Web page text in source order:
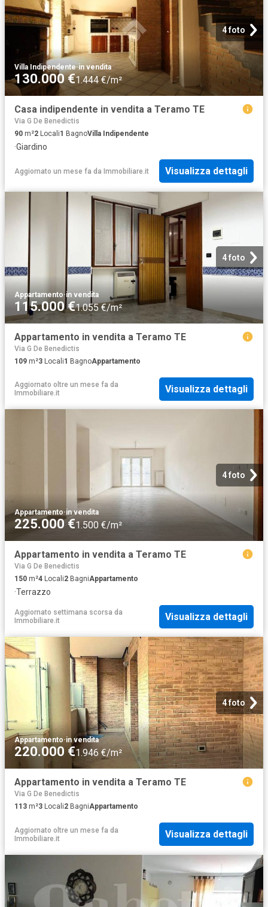
4 foto
Villa Indipendente·in vendita
130.000 €1.444 €/m²
Casa indipendente in vendita a Teramo TE
Via G De Benedictis
90 m²2 Locali1 BagnoVilla Indipendente
·Giardino
Aggiornato un mese fa da Immobiliare.it Visualizza dettagli
4 foto
Appartamento·in vendita
115.000 €1.055 €/m²
Appartamento in vendita a Teramo TE
Via G De Benedictis
109 m²3 Locali1 BagnoAppartamento
Aggiornato oltre un mese fa da
Immobiliare.it
Visualizza dettagli
4 foto
Appartamento·in vendita
225.000 €1.500 €/m²
Appartamento in vendita a Teramo TE
Via G De Benedictis
150 m²4 Locali2 BagniAppartamento
·Terrazzo
Aggiornato settimana scorsa da
Immobiliare.it
Visualizza dettagli
4 foto
Appartamento·in vendita
220.000 €1.946 €/m²
Appartamento in vendita a Teramo TE
Via G De Benedictis
113 m²3 Locali2 BagniAppartamento
Aggiornato oltre un mese fa da
Immobiliare.it
Visualizza dettagli